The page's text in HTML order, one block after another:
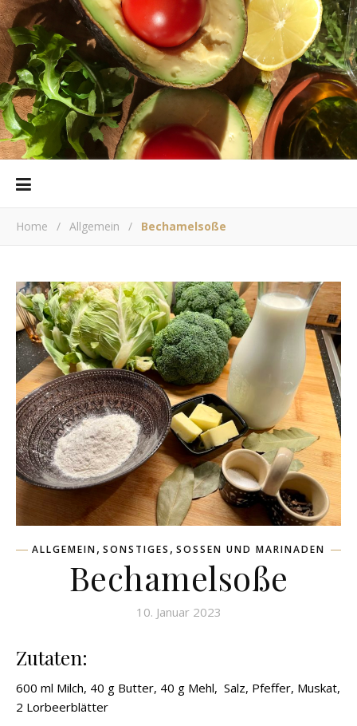
Home / Allgemein / Bechamelsoße
ALLGEMEIN, SONSTIGES , SOSSEN UND MARINADEN
Bechamelsoße
10. Januar 2023
Zutaten:
600 ml Milch, 40 g Butter, 40 g Mehl, Salz, Pfeffer, Muskat,
2 Lorbeerblätter